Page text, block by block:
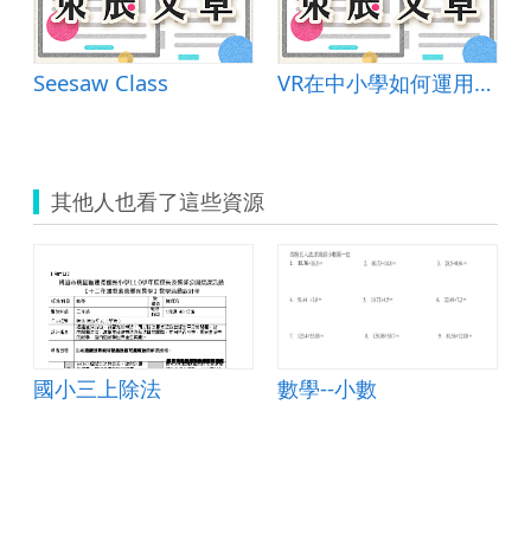
Seesaw Class VR在中小學如何運用才會有效教學
其他人也看了這些資源
國小三上除法 數學--小數